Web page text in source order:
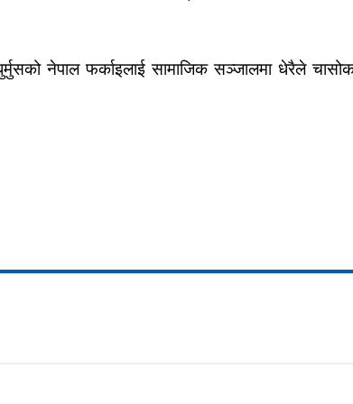
नेपाल फर्काइलाई सामाजिक सञ्जालमा धेरैले